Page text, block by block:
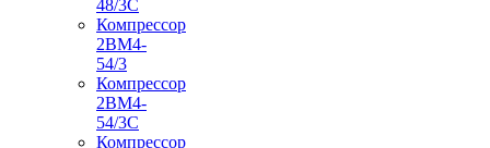
48/3С
Компрессор
2ВМ4-
54/3
Компрессор
2ВМ4-
54/3С
Компрессор